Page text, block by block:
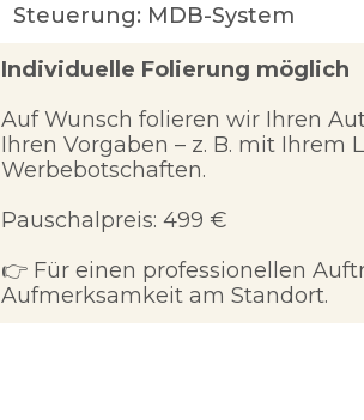
Steuerung: MDB-System
Individuelle Folierung möglich
Auf Wunsch folieren wir Ihren
Ihren Vorgaben – z. B. mit Ihrem
Werbebotschaften.
Pauschalpreis: 499 €
👉 Für einen professionellen
Aufmerksamkeit am Standort.